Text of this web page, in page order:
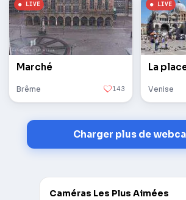
Marché
Brême 143
La
Venise
Charger plus de
Caméras Les Plus Aimées